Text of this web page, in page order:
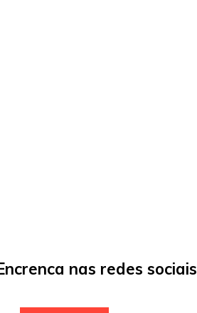
nas redes sociais